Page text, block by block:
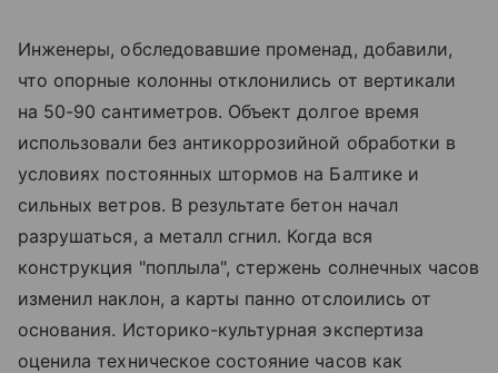
Инженеры, обследовавшие променад, добавили,
что опорные колонны отклонились от вертикали
на 50-90 сантиметров. Объект долгое время
использовали без антикоррозийной обработки в
условиях постоянных штормов на Балтике и
сильных ветров. В результате бетон начал
разрушаться, а металл сгнил. Когда вся
конструкция "поплыла", стержень солнечных часов
изменил наклон, а карты панно отслоились от
основания. Историко-культурная экспертиза
оценила техническое состояние часов как